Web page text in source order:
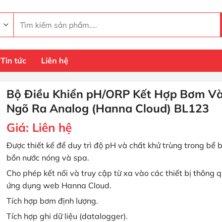
kiếm:
Tin tức Liên hệ
Bộ Điều Khiển pH/ORP Kết Hợp Bơm
Ngõ Ra Analog (Hanna Cloud) BL123
Giá: Liên hệ
Được thiết kế để duy trì độ pH và chất khử trùng trong bể
bồn nước nóng và spa.
Cho phép kết nối và truy cập từ xa vào các thiết bị thông
ứng dụng web Hanna Cloud.
Tích hợp bơm định lượng.
Tích hợp ghi dữ liệu (datalogger).